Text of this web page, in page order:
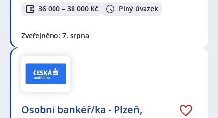
36 000 – 38 000 Kč Plný úvazek
Zveřejněno: 7. srpna
Osobní bankéř/ka - Plzeň,